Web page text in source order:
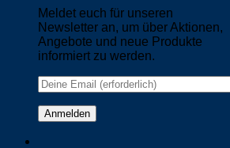
Meldet euch für unseren
Newsletter an, um über Aktionen,
Angebote und neue Produkte
informiert zu werden.
Please leave this field empty.